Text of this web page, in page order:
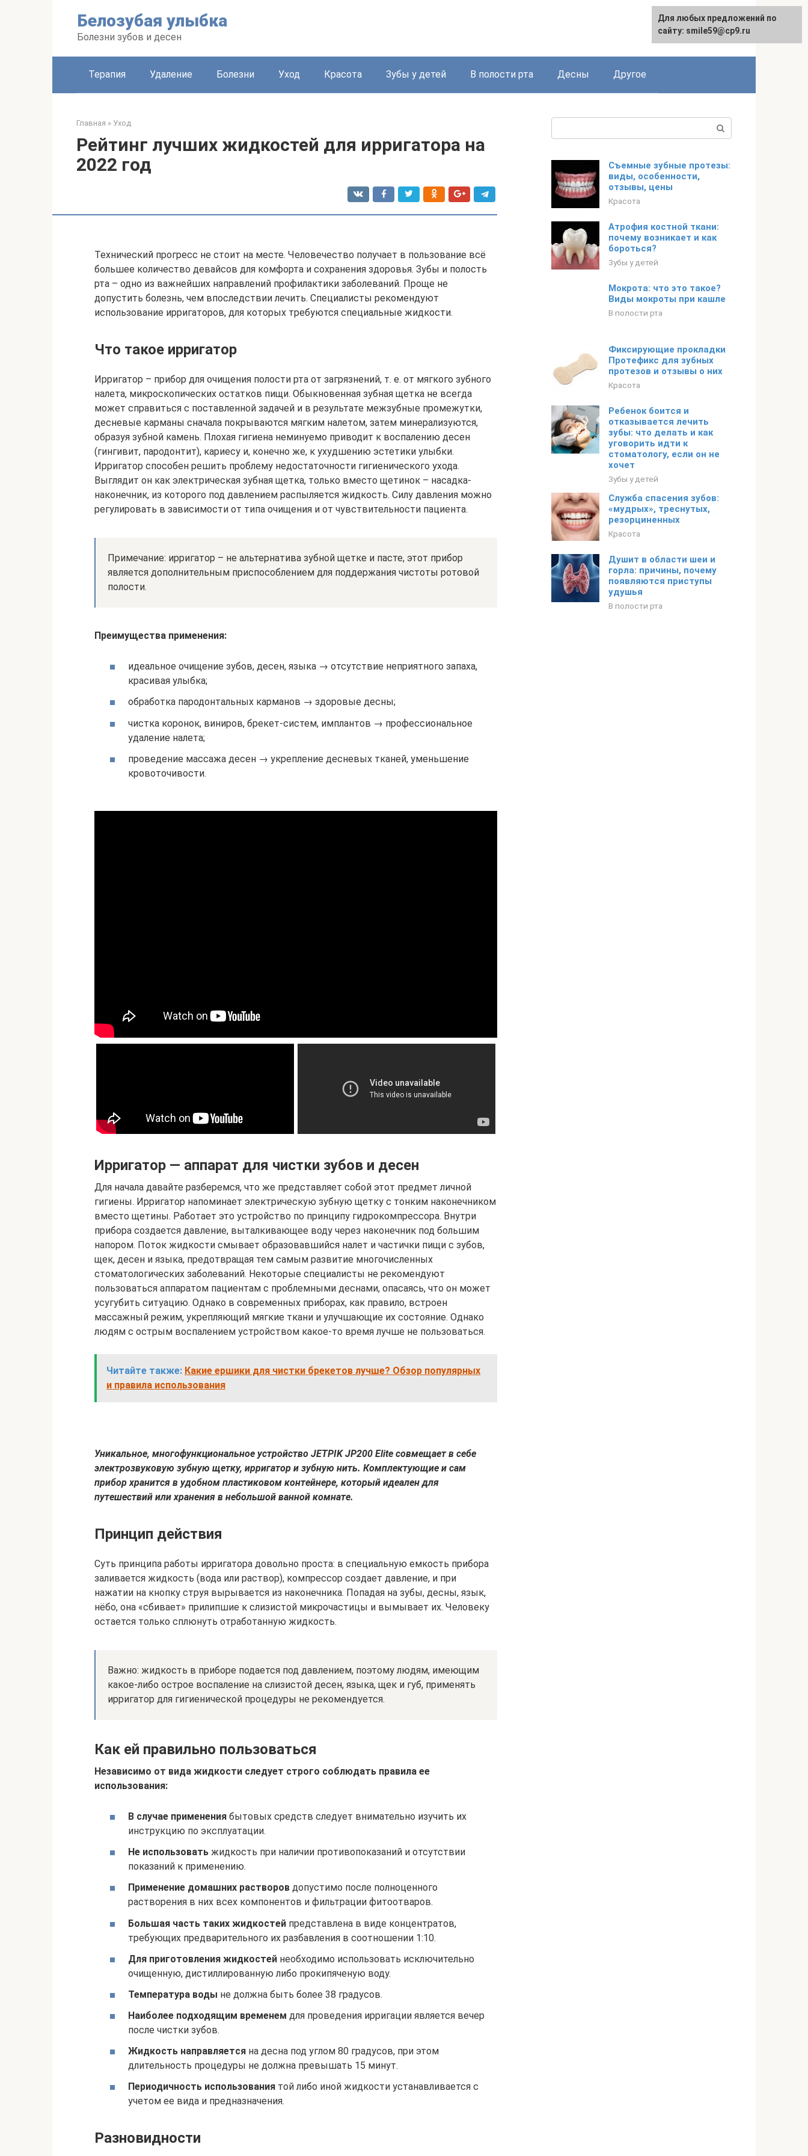
Белозубая улыбка
Болезни зубов и десен
Терапия Удаление Болезни Уход Красота Зубы у детей В полости рта Десны Другое
Главная » Уход
Рейтинг лучших жидкостей для ирригатора на
2022 год
Технический прогресс не стоит на месте. Человечество получает в пользование всё
большее количество девайсов для комфорта и сохранения здоровья. Зубы и полость
рта – одно из важнейших направлений профилактики заболеваний. Проще не
допустить болезнь, чем впоследствии лечить. Специалисты рекомендуют
использование ирригаторов, для которых требуются специальные жидкости.
Что такое ирригатор
Ирригатор – прибор для очищения полости рта от загрязнений, т. е. от мягкого зубного
налета, микроскопических остатков пищи. Обыкновенная зубная щетка не всегда
может справиться с поставленной задачей и в результате межзубные промежутки,
десневые карманы сначала покрываются мягким налетом, затем минерализуются,
образуя зубной камень. Плохая гигиена неминуемо приводит к воспалению десен
(гингивит, пародонтит), кариесу и, конечно же, к ухудшению эстетики улыбки.
Ирригатор способен решить проблему недостаточности гигиенического ухода.
Выглядит он как электрическая зубная щетка, только вместо щетинок – насадка-
наконечник, из которого под давлением распыляется жидкость. Силу давления можно
регулировать в зависимости от типа очищения и от чувствительности пациента.
Примечание: ирригатор – не альтернатива зубной щетке и пасте, этот прибор
является дополнительным приспособлением для поддержания чистоты ротовой
полости.
Преимущества применения:
идеальное очищение зубов, десен, языка → отсутствие неприятного запаха,
красивая улыбка;
обработка пародонтальных карманов → здоровые десны;
чистка коронок, виниров, брекет-систем, имплантов → профессиональное
удаление налета;
проведение массажа десен → укрепление десневых тканей, уменьшение
кровоточивости.
Ирригатор — аппарат для чистки зубов и десен
Для начала давайте разберемся, что же представляет собой этот предмет личной
гигиены. Ирригатор напоминает электрическую зубную щетку с тонким наконечником
вместо щетины. Работает это устройство по принципу гидрокомпрессора. Внутри
прибора создается давление, выталкивающее воду через наконечник под большим
напором. Поток жидкости смывает образовавшийся налет и частички пищи с зубов,
щек, десен и языка, предотвращая тем самым развитие многочисленных
стоматологических заболеваний. Некоторые специалисты не рекомендуют
пользоваться аппаратом пациентам с проблемными деснами, опасаясь, что он может
усугубить ситуацию. Однако в современных приборах, как правило, встроен
массажный режим, укрепляющий мягкие ткани и улучшающие их состояние. Однако
людям с острым воспалением устройством какое-то время лучше не пользоваться.
Читайте также: Какие ершики для чистки брекетов лучше? Обзор популярных
и правила использования
Уникальное, многофункциональное устройство JETPIK JP200 Elite совмещает в себе
электрозвуковую зубную щетку, ирригатор и зубную нить. Комплектующие и сам
прибор хранится в удобном пластиковом контейнере, который идеален для
путешествий или хранения в небольшой ванной комнате.
Принцип действия
Суть принципа работы ирригатора довольно проста: в специальную емкость прибора
заливается жидкость (вода или раствор), компрессор создает давление, и при
нажатии на кнопку струя вырывается из наконечника. Попадая на зубы, десны, язык,
нёбо, она «сбивает» прилипшие к слизистой микрочастицы и вымывает их. Человеку
остается только сплюнуть отработанную жидкость.
Важно: жидкость в приборе подается под давлением, поэтому людям, имеющим
какое-либо острое воспаление на слизистой десен, языка, щек и губ, применять
ирригатор для гигиенической процедуры не рекомендуется.
Как ей правильно пользоваться
Независимо от вида жидкости следует строго соблюдать правила ее
использования:
В случае применения бытовых средств следует внимательно изучить их
инструкцию по эксплуатации.
Не использовать жидкость при наличии противопоказаний и отсутствии
показаний к применению.
Применение домашних растворов допустимо после полноценного
растворения в них всех компонентов и фильтрации фитоотваров.
Большая часть таких жидкостей представлена в виде концентратов,
требующих предварительного их разбавления в соотношении 1:10.
Для приготовления жидкостей необходимо использовать исключительно
очищенную, дистиллированную либо прокипяченую воду.
Температура воды не должна быть более 38 градусов.
Наиболее подходящим временем для проведения ирригации является вечер
после чистки зубов.
Жидкость направляется на десна под углом 80 градусов, при этом
длительность процедуры не должна превышать 15 минут.
Периодичность использования той либо иной жидкости устанавливается с
учетом ее вида и предназначения.
Разновидности
Съемные зубные протезы:
виды, особенности,
отзывы, цены
Красота
Атрофия костной ткани:
почему возникает и как
бороться?
Зубы у детей
Мокрота: что это такое?
Виды мокроты при кашле
В полости рта
Фиксирующие прокладки
Протефикс для зубных
протезов и отзывы о них
Красота
Ребенок боится и
отказывается лечить
зубы: что делать и как
уговорить идти к
стоматологу, если он не
хочет
Зубы у детей
Служба спасения зубов:
«мудрых», треснутых,
резорциненных
Красота
Душит в области шеи и
горла: причины, почему
появляются приступы
удушья
В полости рта
Для любых предложений по
сайту: smile59@cp9.ru